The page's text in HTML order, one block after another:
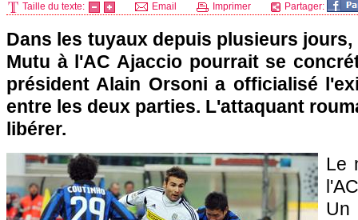
Taille du texte: Email Imprimer Partager:
Dans les tuyaux depuis plusieurs
Mutu à l'AC Ajacciopourrait se
président Alain Orsoni a officialisé
entre les deux parties. L'attaquant
libérer.
Le
l'